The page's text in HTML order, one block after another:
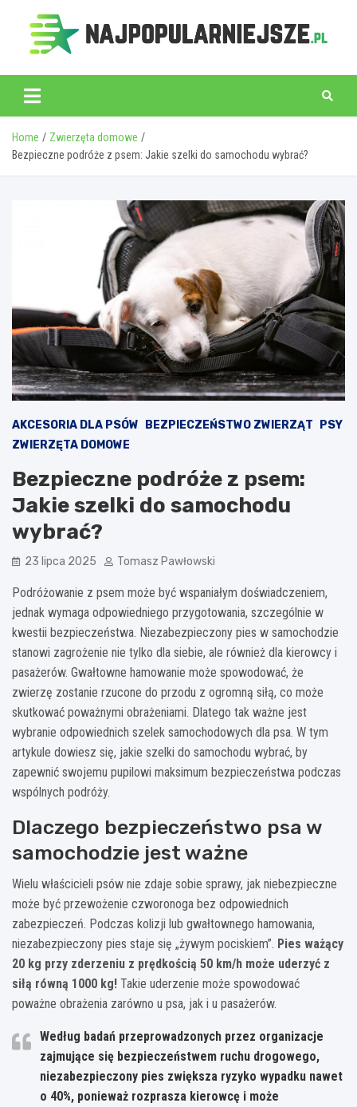
content
najpopularniejsze.pl
Home
Zwierzęta domowe
Bezpieczne podróże z psem: Jakie szelki do samochodu wybrać?
AKCESORIA DLA PSÓW BEZPIECZEŃSTWO ZWIERZĄT
PSY
ZWIERZĘTA DOMOWE
Bezpieczne podróże z psem:
Jakie szelki do samochodu
wybrać?
23 lipca 2025 Tomasz Pawłowski
Podróżowanie z psem może być wspaniałym doświadczeniem,
jednak wymaga odpowiedniego przygotowania, szczególnie w
kwestii bezpieczeństwa. Niezabezpieczony pies w samochodzie
stanowi zagrożenie nie tylko dla siebie, ale również dla kierowcy i
pasażerów. Gwałtowne hamowanie może spowodować, że
zwierzę zostanie rzucone do przodu z ogromną siłą, co może
skutkować poważnymi obrażeniami. Dlatego tak ważne jest
wybranie odpowiednich szelek samochodowych dla psa. W tym
artykule dowiesz się, jakie szelki do samochodu wybrać, by
zapewnić swojemu pupilowi maksimum bezpieczeństwa podczas
wspólnych podróży.
Dlaczego bezpieczeństwo psa w
samochodzie jest ważne
Wielu właścicieli psów nie zdaje sobie sprawy, jak niebezpieczne
może być przewożenie czworonoga bez odpowiednich
zabezpieczeń. Podczas kolizji lub gwałtownego hamowania,
niezabezpieczony pies staje się „żywym pociskiem”. Pies ważący
20 kg przy zderzeniu z prędkością 50 km/h może uderzyć z
siłą równą 1000 kg! Takie uderzenie może spowodować
poważne obrażenia zarówno u psa, jak i u pasażerów.
Według badań przeprowadzonych przez organizacje
zajmujące się bezpieczeństwem ruchu drogowego,
niezabezpieczony pies zwiększa ryzyko wypadku nawet
o 40%, ponieważ rozprasza kierowcę i może